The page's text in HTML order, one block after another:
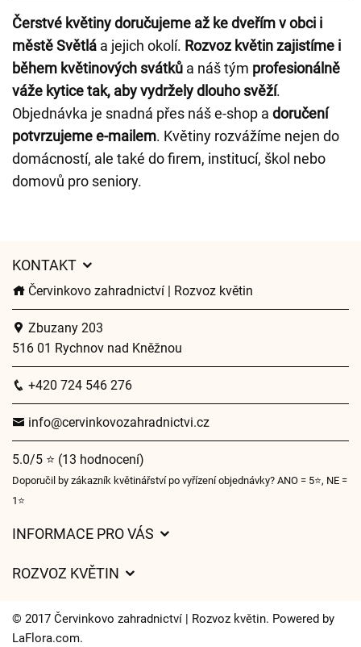
Čerstvé květiny doručujeme až ke dveřím v obci i
městě Světlá a jejich okolí. Rozvoz květin zajistíme i
během květinových svátků a náš tým profesionálně
váže kytice tak, aby vydržely dlouho svěží.
Objednávka je snadná přes náš e-shop a doručení
potvrzujeme e-mailem. Květiny rozvážíme nejen do
domácností, ale také do firem, institucí, škol nebo
domovů pro seniory.
KONTAKT
Červinkovo zahradnictví | Rozvoz květin
Zbuzany 203
516 01 Rychnov nad Kněžnou
+420 724 546 276
info@cervinkovozahradnictvi.cz
5.0/5 ⭐ (13 hodnocení)
Doporučil by zákazník květinářství po vyřízení objednávky? ANO = 5⭐, NE =
1⭐
INFORMACE PRO VÁS
Často kladené dotazy
O nás
ROZVOZ KVĚTIN
Kam doručujeme květiny
© 2017 Červinkovo zahradnictví | Rozvoz květin. Powered by
LaFlora.com.